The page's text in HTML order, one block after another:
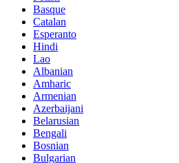
Basque
Catalan
Esperanto
Hindi
Lao
Albanian
Amharic
Armenian
Azerbaijani
Belarusian
Bengali
Bosnian
Bulgarian